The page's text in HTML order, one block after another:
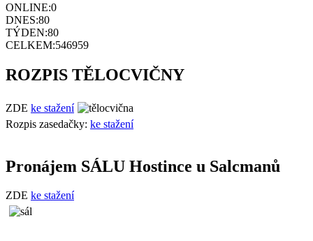
ONLINE:0
DNES:80
TÝDEN:80
CELKEM:546959
ROZPIS TĚLOCVIČNY
ZDE ke stažení
Rozpis zasedačky: ke stažení
Pronájem SÁLU Hostince u Salcmanů
ZDE ke stažení